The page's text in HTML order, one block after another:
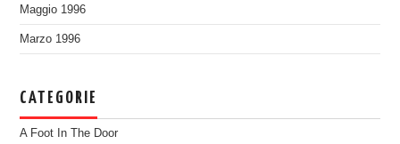
Maggio 1996
Marzo 1996
CATEGORIE
A Foot In The Door